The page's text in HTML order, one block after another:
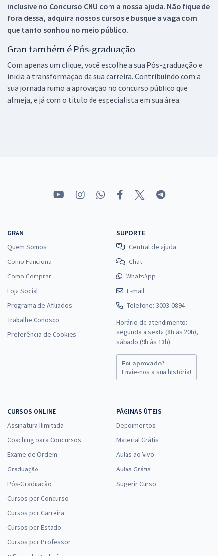
inclusive no Concurso CNU com a nossa ajuda. Não fique de
fora dessa, adquira nossos cursos e busque a vaga com
que tanto sonhou no meio público.
Gran também é Pós-graduação
Com apenas um clique, você escolhe a sua Pós-graduação e
inicia a transformação da sua carreira. Contribuindo com a
sua jornada rumo a aprovação no concurso público que
almeja, e já com o título de especialista em sua área.
GRAN
Quem Somos
Como Funciona
Como Comprar
Loja Social
Programa de Afiliados
Trabalhe Conosco
Preferência de Cookies
SUPORTE
Central de ajuda
Chat
WhatsApp
E-mail
Telefone: 3003-0894
Horário de atendimento:
segunda a sexta (8h às 20h),
sábado (9h às 13h).
Foi aprovado?
Envie-nos a sua história!
CURSOS ONLINE
Assinatura Ilimitada
Coaching para Concursos
Exame de Ordem
Graduação
Pós-Graduação
Cursos por Concurso
Cursos por Carreira
Cursos por Estado
Cursos por Professor
PÁGINAS ÚTEIS
Depoimentos
Material Grátis
Aulas ao Vivo
Aulas Grátis
Sugerir Curso